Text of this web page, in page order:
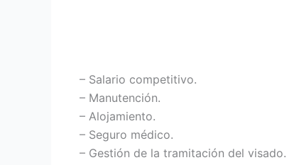
– Salario competitivo.
– Manutención.
– Alojamiento.
– Seguro médico.
– Gestión de la tramitación del visado.